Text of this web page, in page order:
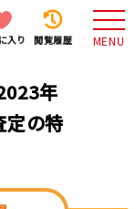
入り 閲覧履歴 MENU
年
定の特